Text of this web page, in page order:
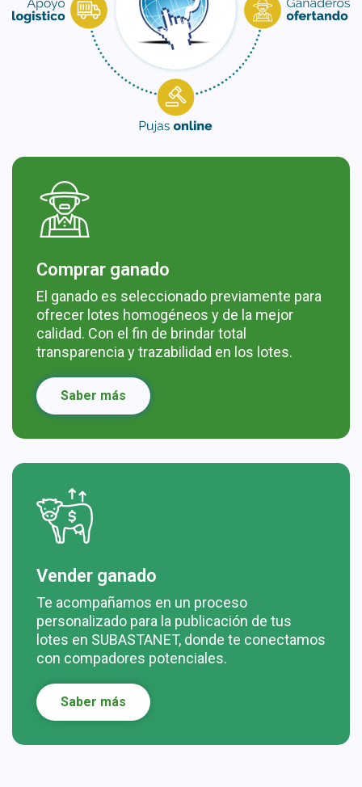
Comprar ganado
El ganado es seleccionado previamente para
ofrecer lotes homogéneos y de la mejor
calidad. Con el fin de brindar total
transparencia y trazabilidad en los lotes.
Saber más
Vender ganado
Te acompañamos en un proceso
personalizado para la publicación de tus
lotes en SUBASTANET, donde te conectamos
con compadores potenciales.
Saber más